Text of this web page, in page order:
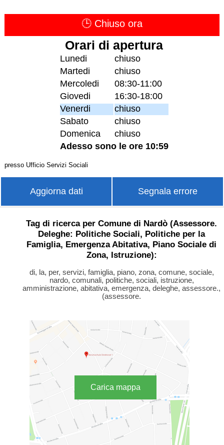
🕒 Chiuso ora
Orari di apertura
Lunedi
chiuso
Martedi
chiuso
Mercoledi
08:30-11:00
Giovedi
16:30-18:00
Venerdi
chiuso
Sabato
chiuso
Domenica
chiuso
Adesso sono le ore 10:59
presso Ufficio Servizi Sociali
Aggiorna dati Segnala errore
Tag di ricerca per Comune di Nardò (Assessore.
Deleghe: Politiche Sociali, Politiche per la
Famiglia, Emergenza Abitativa, Piano Sociale di
Zona, Istruzione):
di, la, per, servizi, famiglia, piano, zona, comune, sociale,
nardo, comunali, politiche, sociali, istruzione,
amministrazione, abitativa, emergenza, deleghe, assessore.,
(assessore.
Carica mappa